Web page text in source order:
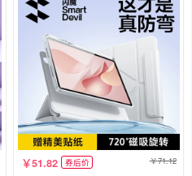
51.82 券后价 71.12